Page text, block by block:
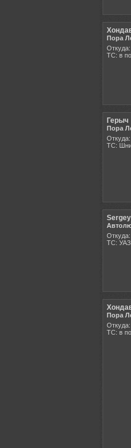
Пора
ТС: в
Герыч
Пора
ТС:
ТС: УАЗ
Пора
ТС: в